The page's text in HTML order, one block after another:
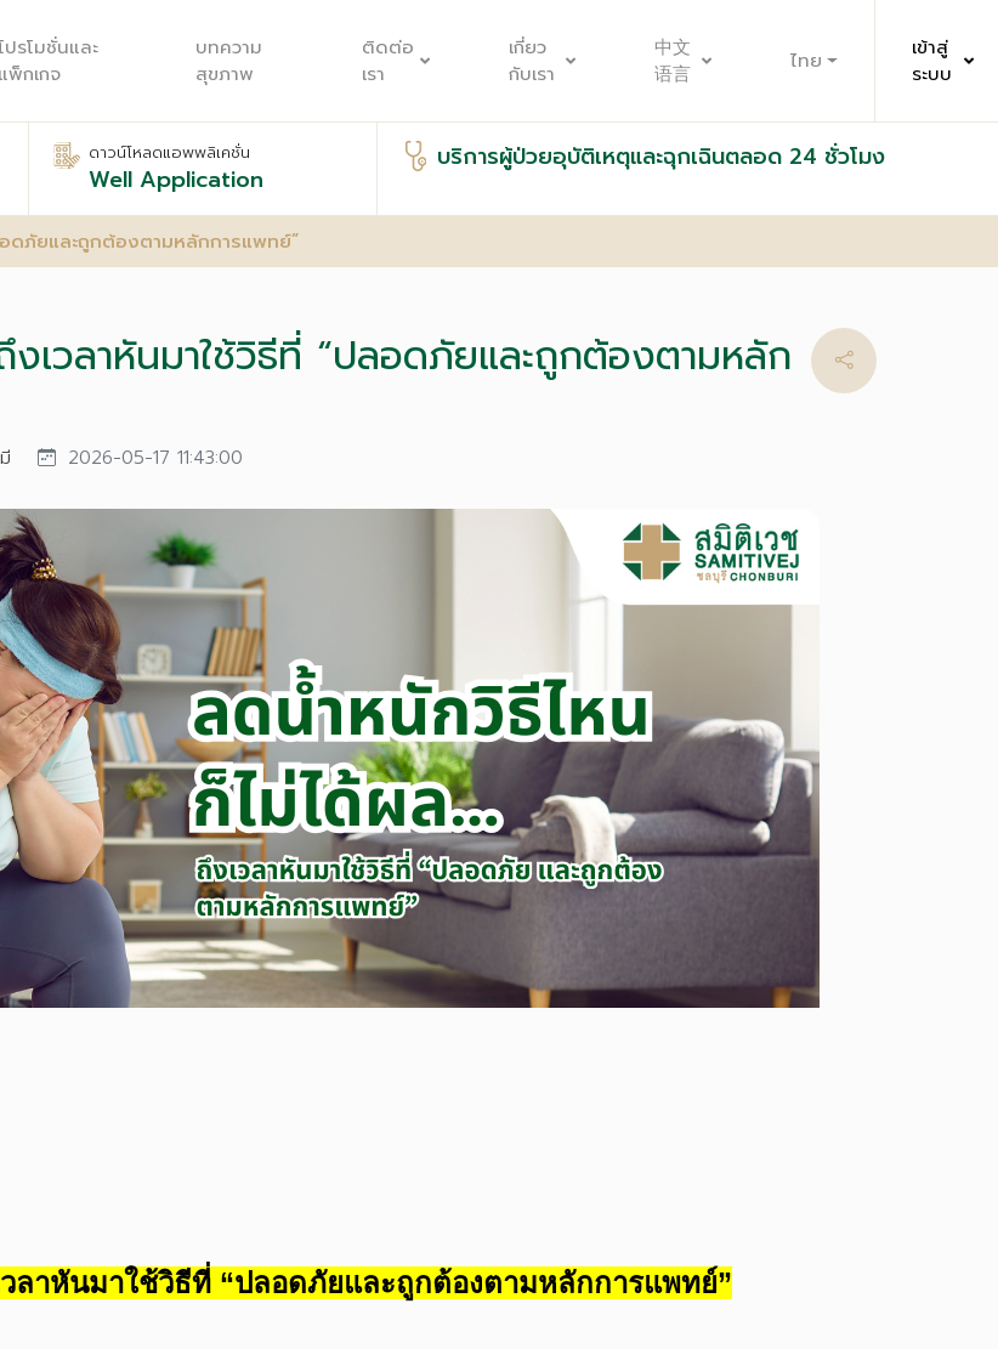
ปรโมชั่นและ
แพ็กเกจ
บทความ
สุขภาพ
ติดต่อ
เรา
เกี่ยว
กับเรา
中文
语言
ไทย
เข้าสู่
ระบบ
ดาวน์โหลดแอพพลิเคชั่น
Well Application
บริการผู้ป่วยอุบัติเหตุและฉุกเฉินตลอด 24 ชั่วโมง
ดภัยและถูกต้องตามหลักการแพทย์”
เวลาหันมาใช้วิธีที่ “ปลอดภัยและถูกต้องตามหลัก
2026-05-17 11:43:00
าหันมาใช้วิธีที่ “ปลอดภัยและถูกต้องตามหลักการแพทย์”